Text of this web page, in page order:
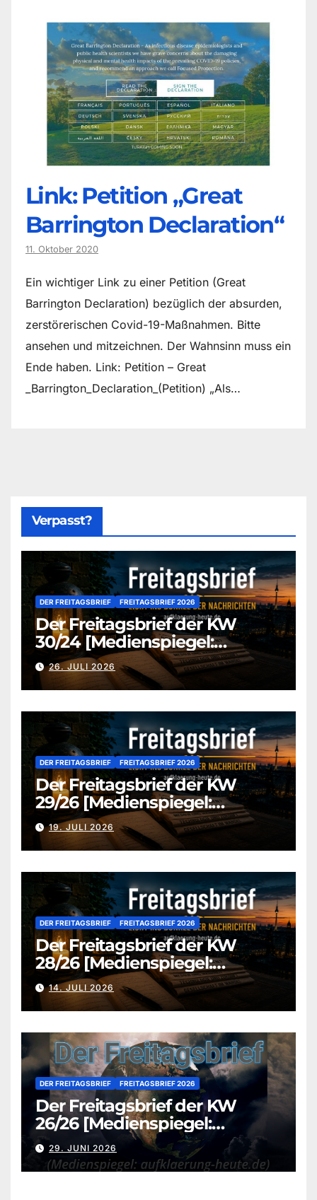
Link: Petition „Great
Barrington Declaration“
11. Oktober 2020
Ein wichtiger Link zu einer Petition (Great
Barrington Declaration) bezüglich der absurden,
zerstörerischen Covid-19-Maßnahmen. Bitte
ansehen und mitzeichnen. Der Wahnsinn muss ein
Ende haben. Link: Petition – Great
_Barrington_Declaration_(Petition) „Als…
Verpasst?
DER FREITAGSBRIEF FREITAGSBRIEF 2026
Der Freitagsbrief der KW
30/24 [Medienspiegel:
aufklaerung-heute-de]
26. JULI 2026
DER FREITAGSBRIEF FREITAGSBRIEF 2026
Der Freitagsbrief der KW
29/26 [Medienspiegel:
aufklaerung-heute.de]
19. JULI 2026
DER FREITAGSBRIEF FREITAGSBRIEF 2026
Der Freitagsbrief der KW
28/26 [Medienspiegel:
aufklaerung-heute.de]
14. JULI 2026
DER FREITAGSBRIEF FREITAGSBRIEF 2026
Der Freitagsbrief der KW
26/26 [Medienspiegel:
aufklaerung-heute.de]
29. JUNI 2026